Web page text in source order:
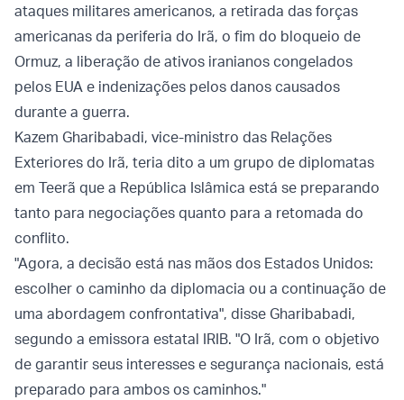
ataques militares americanos, a retirada das forças
americanas da periferia do Irã, o fim do bloqueio de
Ormuz, a liberação de ativos iranianos congelados
pelos EUA e indenizações pelos danos causados ​​
durante a guerra.
Kazem Gharibabadi, vice-ministro das Relações
Exteriores do Irã, teria dito a um grupo de diplomatas
em Teerã que a República Islâmica está se preparando
tanto para negociações quanto para a retomada do
conflito.
"Agora, a decisão está nas mãos dos Estados Unidos:
escolher o caminho da diplomacia ou a continuação de
uma abordagem confrontativa", disse Gharibabadi,
segundo a emissora estatal IRIB. "O Irã, com o objetivo
de garantir seus interesses e segurança nacionais, está
preparado para ambos os caminhos."